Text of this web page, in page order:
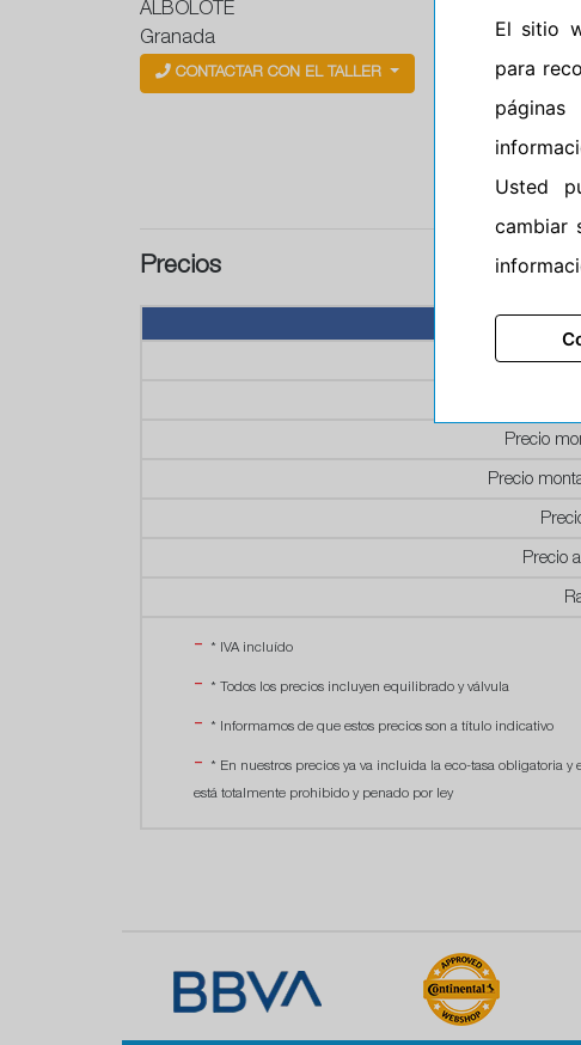
ALBOLOTE
Granada
CONTACTAR CON EL TALLER
Precios
Precio
Precio
Precio
Precio
* IVA incluído
* Todos los precios incluyen equilibrado y válvula
* Informamos de que estos precios son a título indicativo
* En nuestros precios ya va incluida la eco-tasa obligatoria
está totalmente prohibido y penado por ley
El sitio
para
Usted
cambiar